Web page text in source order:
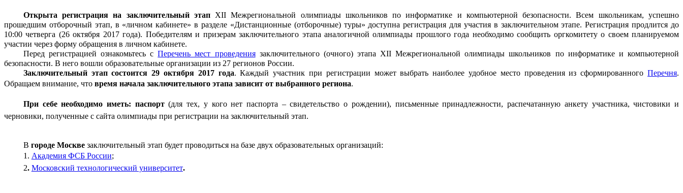
Открыта регистрация на заключительный этапXII Межрегиональной олимпиады школьников по информатике и компьютерной безопасности. Всем школьникам, успешно
прошедшим отборочный этап, в «личном кабинете» в разделе «Дистанционные (отборочные) туры» доступна регистрация для участия в заключительном этапе. Регистрация продлится до
10:00 четверга (26 октября 2017 года). Победителям и призерам заключительного этапа аналогичной олимпиады прошлого года необходимосообщить оргкомитету о своем планируемом
участии через форму обращения в личном кабинете.
Перед регистрацией ознакомьтесь сПеречень мест проведениязаключительного (очного) этапа XII Межрегиональной олимпиады школьников по информатике и компьютерной
безопасности. В него вошли образовательные организации из 27 регионов России.
Заключительный этап состоится 29 октября 2017 года. Каждый участник при регистрации можетвыбрать наиболее удобное место проведения из сформированногоПеречня.
Обращаем внимание, что время начала заключительного этапа зависит от выбранного региона.
При себе необходимо иметь: паспорт (для тех, у кого нет паспорта – свидетельство о рождении), письменные принадлежности, распечатанную анкету участника, чистовики и
черновики, полученные с сайта олимпиады при регистрации на заключительный этап.
В городе Москвезаключительный этап будет проводиться на базе двух образовательных организаций:
1. Академия ФСБ России;
2. Московский технологический университет.